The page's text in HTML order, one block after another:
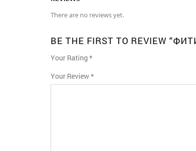
There are no reviews yet.
BE THE FIRST TO REVIEW
Your Rating *
Your Review *